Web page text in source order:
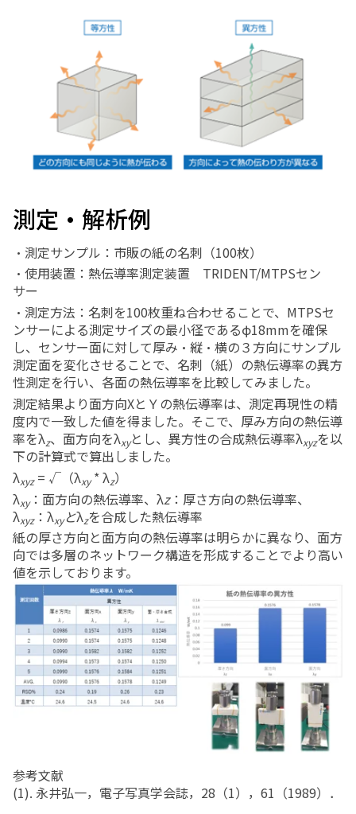
測定・解析例
・測定サンプル：市販の紙の名刺（100枚）
・使用装置：熱伝導率測定装置 TRIDENT/MTPSセン
サー
・測定方法：名刺を100枚重ね合わせることで、 MTPSセ
ンサーによる測定サイズの最小径であるφ18mmを確保
し、センサー面に対して厚み・縦・横の３方向にサンプル
測定面を変化させることで、名刺（紙）の熱伝導率の異方
性測定を行い、各面の熱伝導率を比較してみました。
測定結果より面方向XとＹの熱伝導率は、測定再現性の精
度内で一致した値を得ました。そこで、厚み方向の熱伝導
率をλz、面方向をλxyとし、異方性の合成熱伝導率λxyzを以
下の計算式で算出しました。
λxyz= √（λxy*λz）
λxy：面方向の熱伝導率、λz：厚さ方向の熱伝導率、
λxyz：λxyとλzを合成した熱伝導率
紙の厚さ方向と面方向の熱伝導率は明らかに異なり、面方
向では多層のネットワーク構造を形成することでより高い
値を示しております。
参考文献
(1). 永井弘一，電子写真学会誌，28（1），61（1989）．